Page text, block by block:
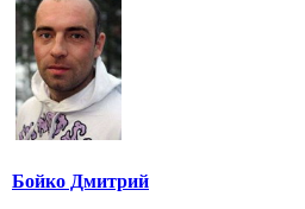
Бойко Дмитрий